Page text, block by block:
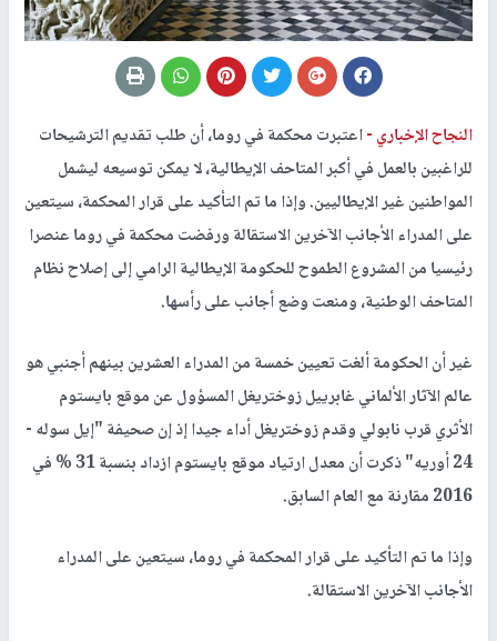
النجاح الإخباري -اعتبرت محكمة في روما، أن طلب تقديم الترشيحات
للراغبين بالعمل في أكبر المتاحف الإيطالية، لا يمكن توسيعه ليشمل
المواطنين غير الإيطاليين. وإذا ما تم التأكيد على قرار المحكمة، سيتعين
على المدراء الأجانب الآخرين الاستقالة ورفضت محكمة في روما عنصرا
رئيسيا من المشروع الطموح للحكومة الإيطالية الرامي إلى إصلاح نظام
المتاحف الوطنية، ومنعت وضع أجانب على رأسها.
غير أن الحكومة ألغت تعيين خمسة من المدراء العشرين بينهم أجنبي هو
عالم الآثار الألماني غابرييل زوختريغل المسؤول عن موقع بايستوم
الأثري قرب نابولي وقدم زوختريغل أداء جيدا إذ إن صحيفة "إيل سوله -
24 أوريه" ذكرت أن معدل ارتياد موقع بايستوم ازداد بنسبة 31 % في
2016 مقارنة مع العام السابق.
وإذا ما تم التأكيد على قرار المحكمة في روما، سيتعين على المدراء
الأجانب الآخرين الاستقالة.